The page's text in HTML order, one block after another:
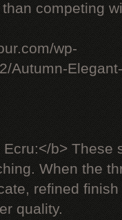
competing
wp-
Autumn-
b>
When the
refined
quality.